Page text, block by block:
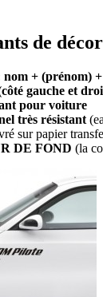
de
+ (prénom)
gauche et
pour voiture
très résistant
sur papier
DE FOND (la